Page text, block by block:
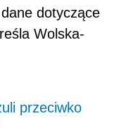
dotyczące
Wolska-
przeciwko